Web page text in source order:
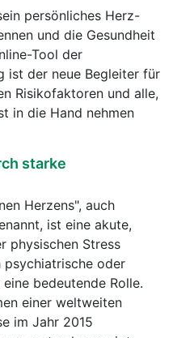
persönliches Herz-
und die Gesundheit
Tool der
ist der neue Begleiter für
Risikofaktoren und alle,
in die Hand nehmen
starke
Herzens", auch
ist eine akute,
physischen Stress
psychiatrische oder
bedeutende Rolle.
einer weltweiten
im Jahr 2015